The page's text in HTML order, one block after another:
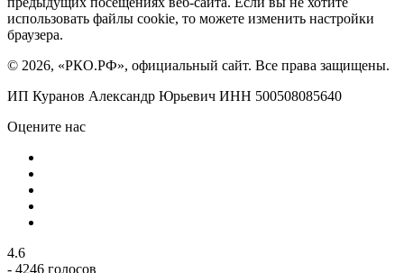
использовать файлы cookie, то можете изменить настройки
браузера.
© 2026, «РКО.РФ», официальный сайт. Все права защищены.
ИП Куранов Александр Юрьевич ИНН 500508085640
Оцените нас
4.6
- 4246 голосов